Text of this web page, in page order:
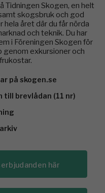
Tidningen Skogen, en helt
skogsbruk och god
hela året där du får nörda
och teknik. Du har
i Föreningen Skogen för
genom exkursioner och
på skogen.se
till brevlådan (11 nr)
här